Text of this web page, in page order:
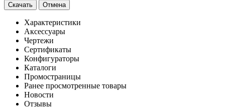
Скачать Отмена
Характеристики
Аксессуары
Чертежи
Сертификаты
Конфигураторы
Каталоги
Промостраницы
Ранее просмотренные товары
Новости
Отзывы